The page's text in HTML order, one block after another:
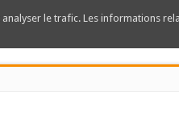
le trafic. Les informations